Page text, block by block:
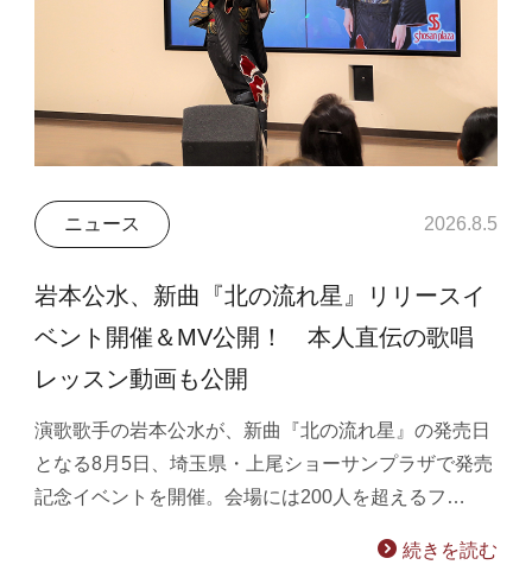
ニュース 2026.8.5
岩本公水、新曲『北の流れ星』リリースイ
ベント開催＆MV公開！ 本人直伝の歌唱
レッスン動画も公開
演歌歌手の岩本公水が、新曲『北の流れ星』の発売日
となる8月5日、埼玉県・上尾ショーサンプラザで発売
記念イベントを開催。会場には200人を超えるフ…
続きを読む